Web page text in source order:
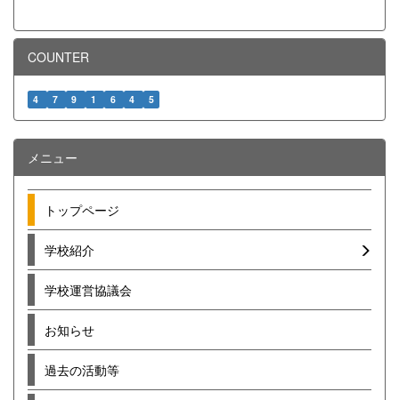
COUNTER
4 7 9 1 6 4 5
メニュー
トップページ
学校紹介
学校運営協議会
お知らせ
過去の活動等